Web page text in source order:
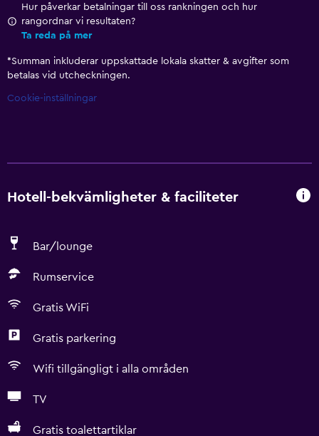
Hur påverkar betalningar till oss rankningen och hur
rangordnar vi resultaten?
Ta reda på mer
*Summan inkluderar uppskattade lokala skatter & avgifter som
betalas vid utcheckningen.
Cookie-inställningar
Hotell-bekvämligheter & faciliteter
Bar/lounge
Rumservice
Gratis WiFi
Gratis parkering
Wifi tillgängligt i alla områden
TV
Gratis toalettartiklar